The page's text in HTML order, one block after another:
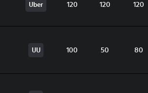
Uber 120 120 120
UU 100 50 80